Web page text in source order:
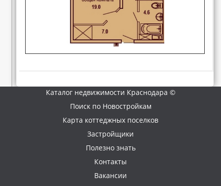
Каталог недвижимости Краснодара ©
Поиск по Новостройкам
Карта коттеджных поселков
Застройщики
Полезно знать
Контакты
Вакансии